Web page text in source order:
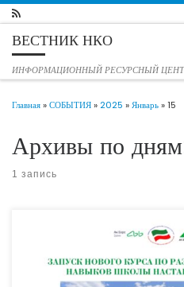
Перейти к содержимому
ВЕСТНИК НКО
ИНФОРМАЦИОННЫЙ РЕСУРСНЫЙ
Главная»СОБЫТИЯ»2025 »Январь»15
Архивы по
1 запись